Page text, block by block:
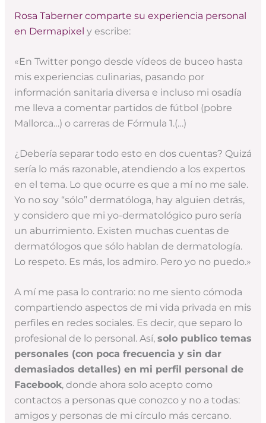
Rosa Taberner comparte su experiencia personal
en Dermapixel y escribe:
«En Twitter pongo desde vídeos de buceo hasta
mis experiencias culinarias, pasando por
información sanitaria diversa e incluso mi osadía
me lleva a comentar partidos de fútbol (pobre
Mallorca…) o carreras de Fórmula 1.(…)
¿Debería separar todo esto en dos cuentas? Quizá
sería lo más razonable, atendiendo a los expertos
en el tema. Lo que ocurre es que a mí no me sale.
Yo no soy “sólo” dermatóloga, hay alguien detrás,
y considero que mi yo-dermatológico puro sería
un aburrimiento. Existen muchas cuentas de
dermatólogos que sólo hablan de dermatología.
Lo respeto. Es más, los admiro. Pero yo no puedo.»
A mí me pasa lo contrario: no me siento cómoda
compartiendo aspectos de mi vida privada en mis
perfiles en redes sociales. Es decir, que separo lo
profesional de lo personal. Así, solo publico temas
personales (con poca frecuencia y sin dar
demasiados detalles) en mi perfil personal de
Facebook, donde ahora solo acepto como
contactos a personas que conozco y no a todas:
amigos y personas de mi círculo más cercano.